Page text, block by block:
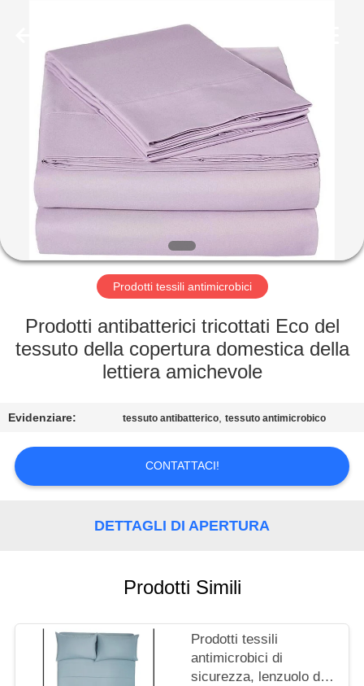
CASA
PRODOTTI
CIRCA
NOI
GIRO
FABBRICA
CONTROLLO
QUALITÀ
CONTATTICI
RICHIEDA
disposablemedical-
products.com.
Developed
Prodotti tessili antimicrobici
Prodotti antibatterici tricottati Eco del
tessuto della copertura domestica della
lettiera amichevole
Evidenziare: tessuto antibatterico,tessuto antimicrobico
CONTATTACI!
DETTAGLI DI APERTURA
Prodotti Simili
Prodotti tessili
antimicrobici di
sicurezza, lenzuolo del